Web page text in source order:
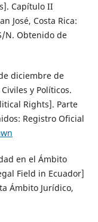
Capítulo II
José, Costa Rica:
N. Obtenido de
diciembre de
y Políticos.
Rights]. Parte
Registro Oficial
en el Ámbito
Field in Ecuador]
Ámbito Jurídico,